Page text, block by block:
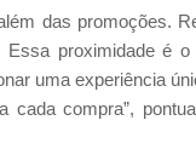
das promoções.
proximidade é
uma experiência
compra”,